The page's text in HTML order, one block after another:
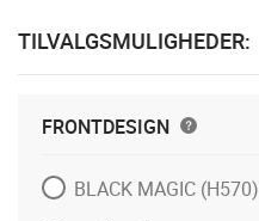
TILVALGSMULIGHEDER:
FRONTDESIGN
BLACK MAGIC (H570)